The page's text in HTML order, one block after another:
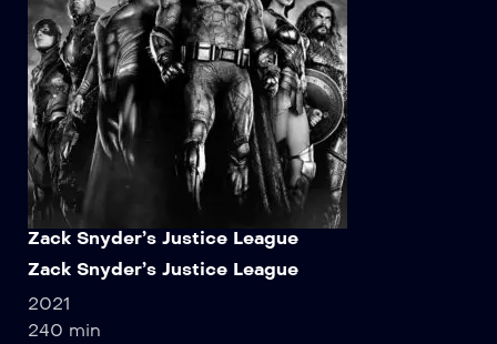
Zack Snyder’s Justice League
Zack Snyder’s Justice League
2021
240 min